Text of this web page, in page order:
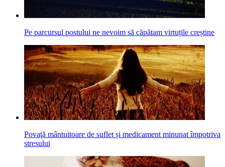
Pe parcursul postului ne nevoim să căpătam virtuțile creștine
Povaţă mântuitoare de suflet și medicament minunat împotriva
stresului